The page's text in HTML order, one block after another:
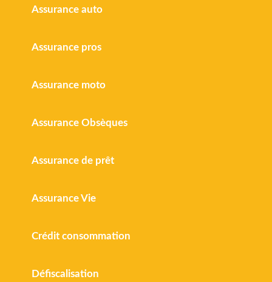
Assurance auto
Assurance pros
Assurance moto
Assurance Obsèques
Assurance de prêt
Assurance Vie
Crédit consommation
Défiscalisation